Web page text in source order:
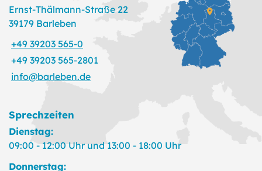
Ernst-Thälmann-Straße 22
39179 Barleben
+49 39203 565-0
+49 39203 565-2801
info@barleben.de
Sprechzeiten
Dienstag:
09:00 - 12:00 Uhr und 13:00 - 18:00 Uhr
Donnerstag: